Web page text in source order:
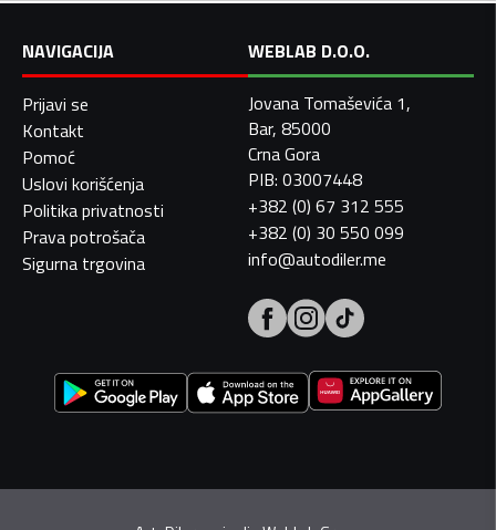
NAVIGACIJA
Prijavi se
Kontakt
Pomoć
Uslovi korišćenja
Politika privatnosti
Prava potrošača
Sigurna trgovina
WEBLAB D.O.O.
Jovana Tomaševića 1,
Bar, 85000
Crna Gora
PIB: 03007448
+382 (0) 67 312 555
+382 (0) 30 550 099
info@autodiler.me